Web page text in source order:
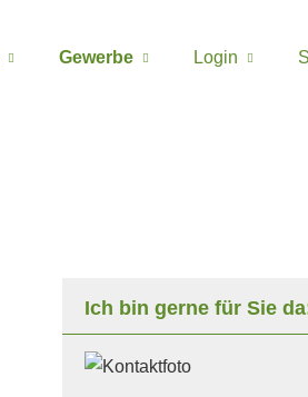
Gewerbe Login
Ich bin gerne für Sie